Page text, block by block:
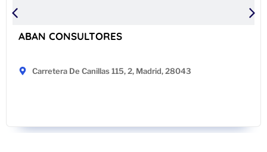
ABAN CONSULTORES
Carretera De Canillas 115, 2, Madrid, 28043